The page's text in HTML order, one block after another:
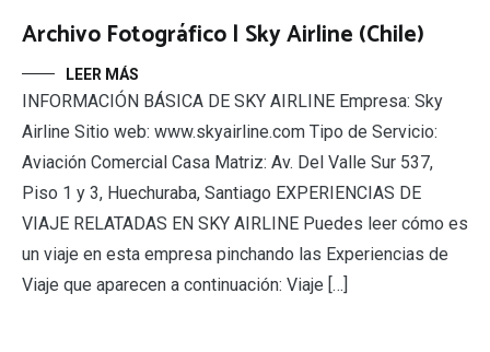
Archivo Fotográfico | Sky Airline (Chile)
LEER MÁS
INFORMACIÓN BÁSICA DE SKY AIRLINE Empresa: Sky
Airline Sitio web: www.skyairline.com Tipo de Servicio:
Aviación Comercial Casa Matriz: Av. Del Valle Sur 537,
Piso 1 y 3, Huechuraba, Santiago EXPERIENCIAS DE
VIAJE RELATADAS EN SKY AIRLINE Puedes leer cómo es
un viaje en esta empresa pinchando las Experiencias de
Viaje que aparecen a continuación: Viaje […]